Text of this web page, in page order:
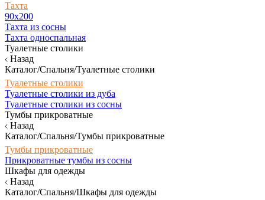
Тахта
90х200
Тахта из сосны
Тахта односпальная
Туалетные столики
Назад
Каталог/Спальня/Туалетные столики
Туалетные столики
Туалетные столики из дуба
Туалетные столики из сосны
Тумбы прикроватные
Назад
Каталог/Спальня/Тумбы прикроватные
Тумбы прикроватные
Прикроватные тумбы из сосны
Шкафы для одежды
Назад
Каталог/Спальня/Шкафы для одежды